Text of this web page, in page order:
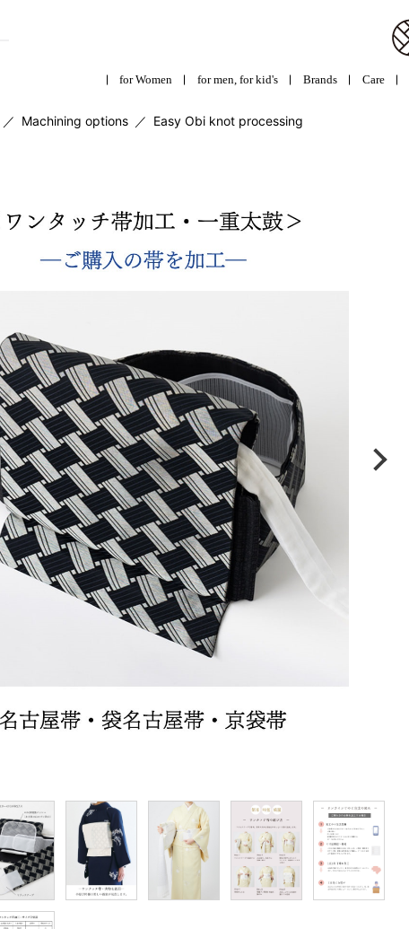
for Women for men, for kid's Brands Care
／ Machining options ／ Easy Obi knot processing